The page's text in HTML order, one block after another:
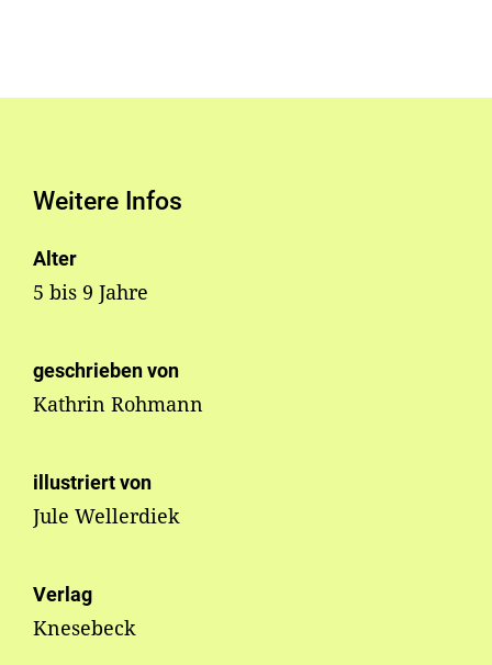
Weitere Infos
Alter
5 bis 9 Jahre
geschrieben von
Kathrin Rohmann
illustriert von
Jule Wellerdiek
Verlag
Knesebeck